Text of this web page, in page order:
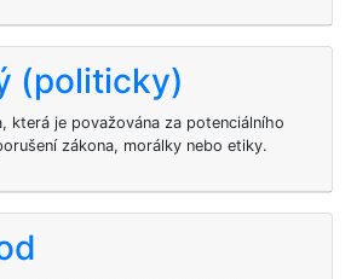
(politicky)
která je považována za potenciálního
zákona, morálky nebo etiky.